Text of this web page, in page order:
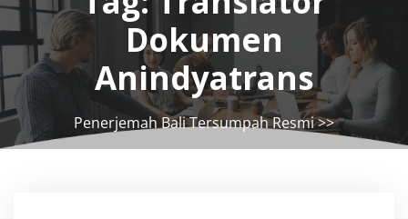
Dokumen
Anindyatrans
Penerjemah Bali Tersumpah Resmi>>